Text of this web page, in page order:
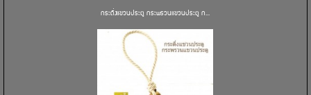
กระดิ่งแขวนประตู กระพรวนแขวนประตู ก...